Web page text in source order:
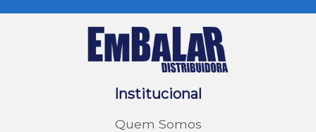
Institucional
Quem Somos